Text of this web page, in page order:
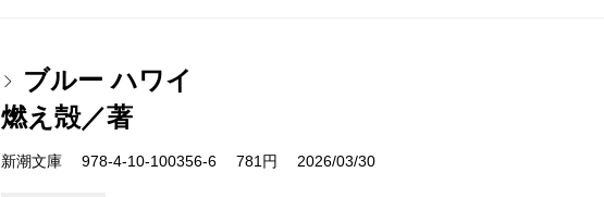
ブルー ハワイ
燃え殻／著
新潮文庫 978-4-10-100356-6 781円 2026/03/30